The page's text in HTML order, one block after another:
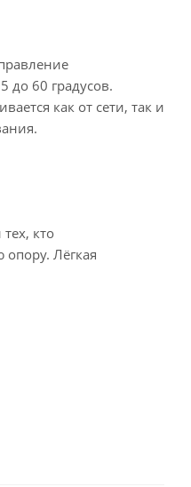
до 60 градусов.
как от сети, так и
кто
Лёгкая